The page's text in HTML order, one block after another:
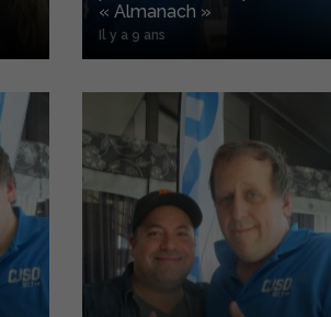
« Almanach »
Il y a 9 ans